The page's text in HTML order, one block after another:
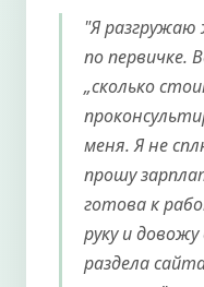
"Я
по первичке.
„сколько
меня. Я не
прошу
готова к
руку и
раздела